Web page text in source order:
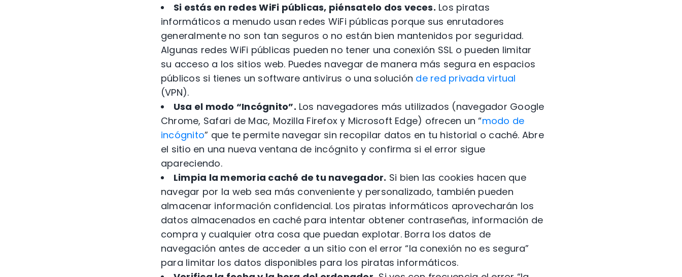
Si estás en redes WiFi públicas, piénsatelo dos veces. Los piratas
informáticos a menudo usan redes WiFi públicas porque sus enrutadores
generalmente no son tan seguros o no están bien mantenidos por seguridad.
Algunas redes WiFi públicas pueden no tener una conexión SSL o pueden limitar
su acceso a los sitios web. Puedes navegar de manera más segura en espacios
públicos si tienes un software antivirus o una solución de red privada virtual
(VPN).
Usa el modo “Incógnito”. Los navegadores más utilizados (navegador Google
Chrome, Safari de Mac, Mozilla Firefox y Microsoft Edge) ofrecen un “modo de
incógnito” que te permite navegar sin recopilar datos en tu historial o caché. Abre
el sitio en una nueva ventana de incógnito y confirma si el error sigue
apareciendo.
Limpia la memoria caché de tu navegador. Si bien las cookies hacen que
navegar por la web sea más conveniente y personalizado, también pueden
almacenar información confidencial. Los piratas informáticos aprovecharán los
datos almacenados en caché para intentar obtener contraseñas, información de
compra y cualquier otra cosa que puedan explotar. Borra los datos de
navegación antes de acceder a un sitio con el error “la conexión no es segura”
para limitar los datos disponibles para los piratas informáticos.